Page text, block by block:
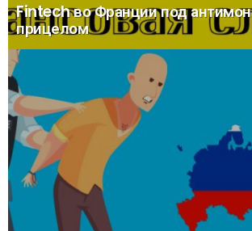
Fintech во Франции под
прицелом